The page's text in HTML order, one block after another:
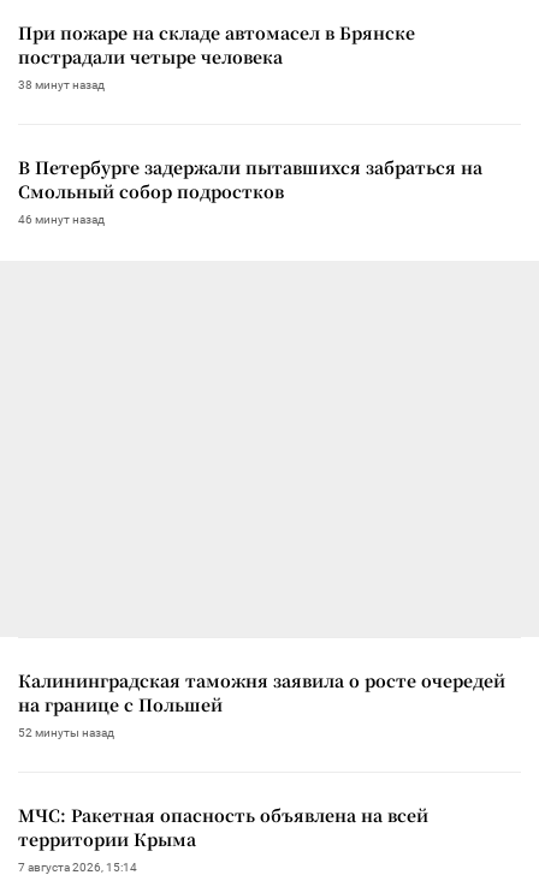
При пожаре на складе автомасел в Брянске
пострадали четыре человека
38 минут назад
В Петербурге задержали пытавшихся забраться на
Смольный собор подростков
46 минут назад
Калининградская таможня заявила о росте очередей
на границе с Польшей
52 минуты назад
МЧС: Ракетная опасность объявлена на всей
территории Крыма
7 августа 2026, 15:14